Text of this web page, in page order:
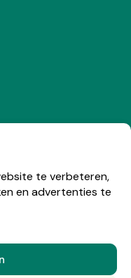
te verbeteren,
en advertenties te